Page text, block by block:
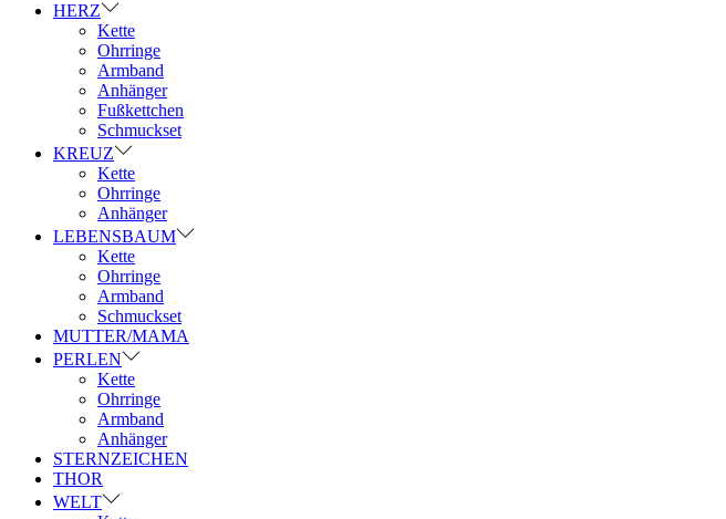
HERZ
Kette
Ohrringe
Armband
Anhänger
Fußkettchen
Schmuckset
KREUZ
Kette
Ohrringe
Anhänger
LEBENSBAUM
Kette
Ohrringe
Armband
Schmuckset
MUTTER/MAMA
PERLEN
Kette
Ohrringe
Armband
Anhänger
STERNZEICHEN
THOR
WELT